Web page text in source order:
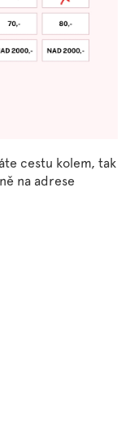
cestu kolem, tak
na adrese